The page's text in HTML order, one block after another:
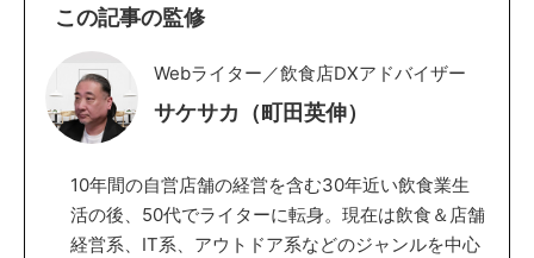
この記事の監修
Webライター／飲食店DXアドバイザー
サケサカ（町田英伸）
10年間の自営店舗の経営を含む30年近い飲食業生
活の後、50代でライターに転身。現在は飲食＆店舗
経営系、IT系、アウトドア系などのジャンルを中心